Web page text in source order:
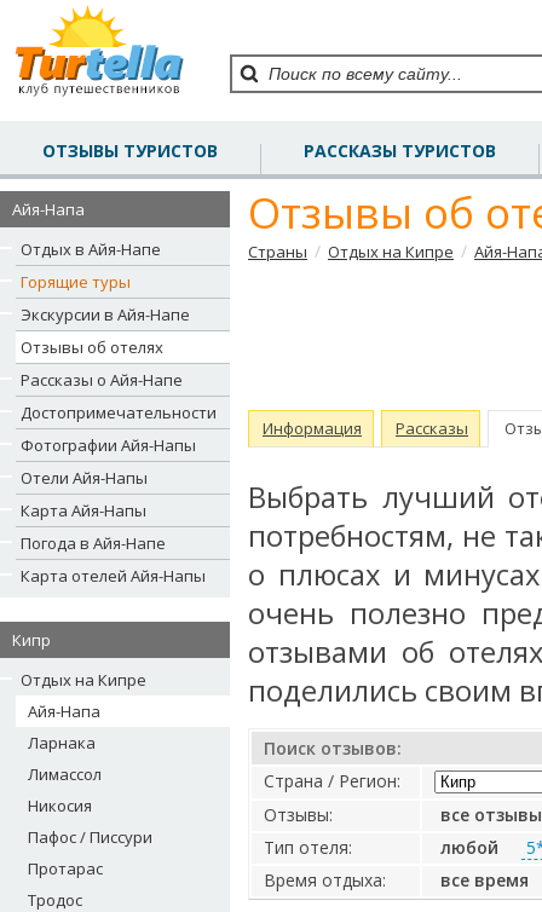
ОТЗЫВЫ ТУРИСТОВ РАССКАЗЫ ТУРИСТОВ
Айя-Напа
Отдых в Айя-Напе
Горящие туры
Экскурсии в Айя-Напе
Отзывы об отелях
Рассказы о Айя-Напе
Достопримечательности
Фотографии Айя-Напы
Отели Айя-Напы
Карта Айя-Напы
Погода в Айя-Напе
Карта отелей Айя-Напы
Кипр
Отдых на Кипре
Айя-Напа
Ларнака
Лимассол
Никосия
Пафос / Писсури
Протарас
Тродос
Отзывы об
Страны / Отдых на Кипре / Айя-
Информация Рассказы
Выбрать лучший
потребностям, не
о плюсах и
очень полезно
отзывами об
поделились своим
Поиск отзывов:
Страна / Регион:
Отзывы:
все отзывы
Тип отеля:
любой
Время отдыха:
все время